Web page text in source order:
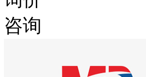
咨询